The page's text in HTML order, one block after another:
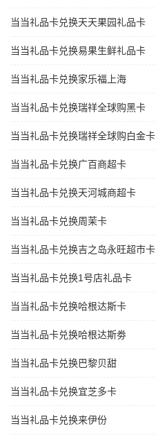
当当礼品卡兑换天天果园礼品卡
当当礼品卡兑换易果生鲜礼品卡
当当礼品卡兑换家乐福上海
当当礼品卡兑换瑞祥全球购黑卡
当当礼品卡兑换瑞祥全球购白金卡
当当礼品卡兑换广百商超卡
当当礼品卡兑换天河城商超卡
当当礼品卡兑换周茉卡
当当礼品卡兑换吉之岛永旺超市卡
当当礼品卡兑换1号店礼品卡
当当礼品卡兑换哈根达斯卡
当当礼品卡兑换哈根达斯劵
当当礼品卡兑换巴黎贝甜
当当礼品卡兑换宜芝多卡
当当礼品卡兑换来伊份